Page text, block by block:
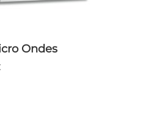
Ondes